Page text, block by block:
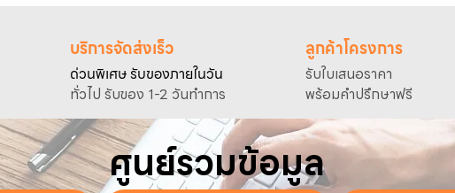
บริการจัดส่งเร็ว
ด่วนพิเศษ รับของภายในวัน
ทั่วไป รับของ 1-2 วันทำการ
ลูกค้าโครงการ
รับใบเสนอราคา
พร้อมคำปรึกษาฟรี
ศูนย์รวมข้อมูล